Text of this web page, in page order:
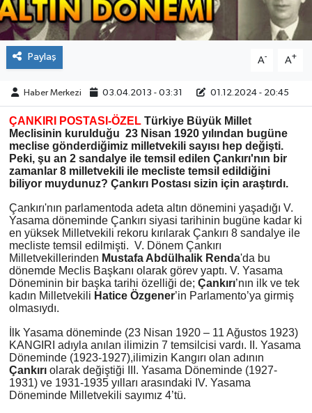
Paylaş A- A+
Haber Merkezi 03.04.2013 - 03:31 01.12.2024 - 20:45
ÇANKIRI POSTASI-ÖZELTürkiye Büyük Millet
Meclisinin kurulduğu 23 Nisan 1920 yılından bugüne
meclise gönderdiğimiz milletvekili sayısı hep değişti.
Peki, şu an 2 sandalye ile temsil edilen Çankırı'nın bir
zamanlar 8 milletvekili ile mecliste temsil edildiğini
biliyor muydunuz? Çankırı Postasısizin için araştırdı.
Çankırı'nın parlamentoda adeta altın dönemini yaşadığı V.
Yasama döneminde Çankırı siyasi tarihinin bugüne kadar ki
en yüksek Milletvekili rekoru kırılarak Çankırı 8 sandalye ile
mecliste temsil edilmişti. V. Dönem Çankırı
Milletvekillerinden Mustafa Abdülhalik Renda'da bu
dönemde Meclis Başkanı olarak görev yaptı. V. Yasama
Döneminin bir başka tarihi özelliği de; Çankırı’nın ilk ve tek
kadın Milletvekili Hatice Özgener’in Parlamento’ya girmiş
olmasıydı.
İlk Yasama döneminde (23 Nisan 1920 – 11 Ağustos 1923)
KANGIRI adıyla anılan ilimizin 7 temsilcisi vardı. II. Yasama
Döneminde (1923-1927),ilimizin Kangırı olan adının
Çankırı olarak değiştiği III. Yasama Döneminde (1927-
1931) ve 1931-1935 yılları arasındaki IV. Yasama
Döneminde Milletvekili sayımız 4’tü.
KÜLTÜR
TURİZM
MAGAZİN
VEFAT
BİLİM&TEKNOLOJİ
BÖLGE
TÜRKİYE
DÜNYA